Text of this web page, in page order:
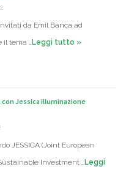
da Emil Banca ad
il tema …Leggi tutto »
con Jessica illuminazione
JESSICA (Joint European
Investment …Leggi